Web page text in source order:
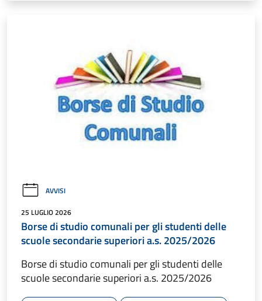
AVVISI
25 LUGLIO 2026
Borse di studio comunali per gli studenti delle
scuole secondarie superiori a.s. 2025/2026
Borse di studio comunali per gli studenti delle
scuole secondarie superiori a.s. 2025/2026